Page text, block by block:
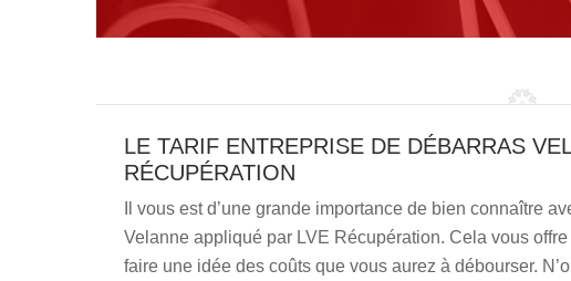
LE TARIF ENTREPRISE DE DÉBARRAS
RÉCUPÉRATION
Il vous est d’une grande importance de bien connaître
Velanne appliqué par LVE Récupération. Cela vous
faire une idée des coûts que vous aurez à débourser.